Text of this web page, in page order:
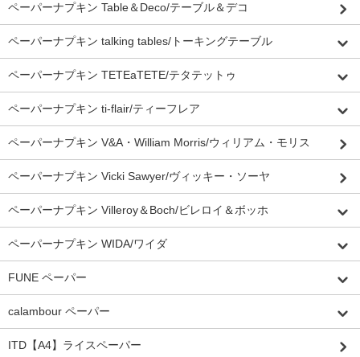
ペーパーナプキン Table＆Deco/テーブル＆デコ
ペーパーナプキン talking tables/トーキングテーブル
ペーパーナプキン TETEaTETE/テタテットゥ
ペーパーナプキン ti-flair/ティーフレア
ペーパーナプキン V&A・William Morris/ウィリアム・モリス
ペーパーナプキン Vicki Sawyer/ヴィッキー・ソーヤ
ペーパーナプキン Villeroy＆Boch/ビレロイ＆ボッホ
ペーパーナプキン WIDA/ワイダ
FUNE ペーパー
calambour ペーパー
ITD【A4】ライスペーパー